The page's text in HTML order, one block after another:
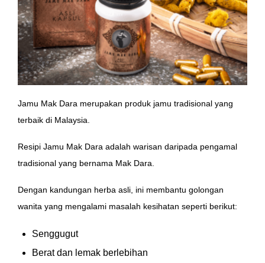
Jamu Mak Dara merupakan produk jamu tradisional yang
terbaik di Malaysia.
Resipi Jamu Mak Dara adalah warisan daripada pengamal
tradisional yang bernama Mak Dara.
Dengan kandungan herba asli, ini membantu golongan
wanita yang mengalami masalah kesihatan seperti berikut:
Senggugut
Berat dan lemak berlebihan